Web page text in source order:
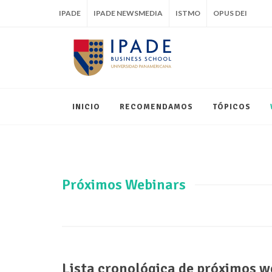
IPADE IPADE NEWSMEDIA ISTMO OPUS DEI
INICIO RECOMENDAMOS TÓPICOS
Próximos Webinars
Lista cronológica de próximos